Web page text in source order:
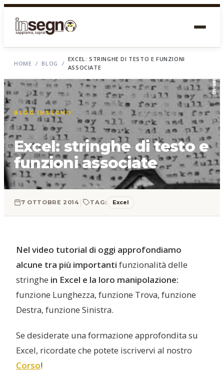
HOME / BLOG /
EXCEL: STRINGHE DI TESTO E FUNZIONI
ASSOCIATE
BLOG INSEGNO
Excel: stringhe di testo e
funzioni associate
7 OTTOBRE 2014 | TAG: Excel
Nel video tutorial di oggi approfondiamo
alcune tra più importanti funzionalità delle
stringhe in Excel e la loro manipolazione:
funzione Lunghezza, funzione Trova, funzione
Destra, funzione Sinistra.
Se desiderate una formazione approfondita su
Excel, ricordate che potete iscrivervi al nostro
Corso!